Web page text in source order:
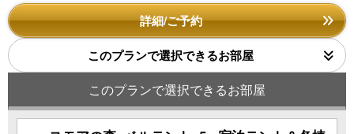
詳細/ご予約
このプランで選択できるお部屋
このプランで選択できるお部屋